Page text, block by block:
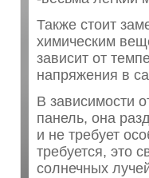
Также стоит
химическим
зависит от
напряжения в
В зависимости
панель, она
и не требует
требуется, это
солнечных